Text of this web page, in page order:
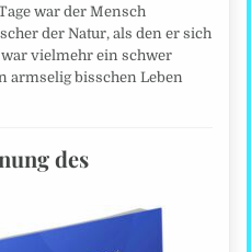
war der Mensch
der Natur, als den er sich
war vielmehr ein schwer
armselig bisschen Leben
des